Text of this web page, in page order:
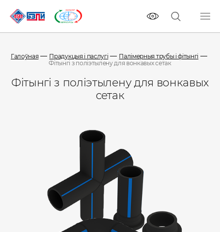
Галоўная Прадукцыя і паслугі
Палімерныя трубы і фітынгі
Фітынгі з поліэтылену для вонкавых сетак
Фітынгі з поліэтылену для вонкавых
сетак